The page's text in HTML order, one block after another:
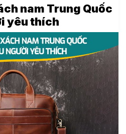
nam Trung Quốc
yêu thích